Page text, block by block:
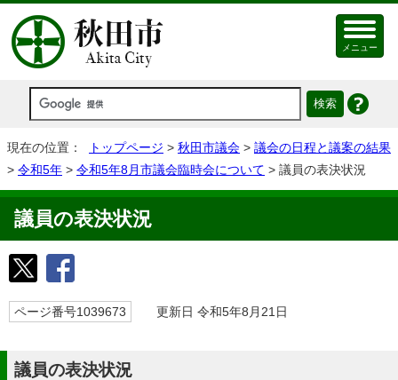
メニュー
現在の位置： トップページ > 秋田市議会 > 議会の日程と議案の結果
> 令和5年 > 令和5年8月市議会臨時会について > 議員の表決状況
議員の表決状況
ページ番号1039673 更新日 令和5年8月21日
議員の表決状況